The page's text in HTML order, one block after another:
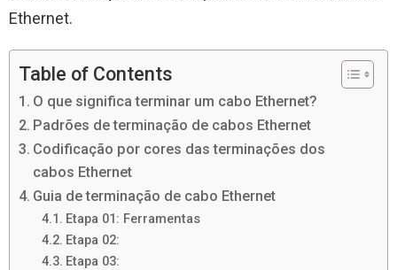
Ethernet.
Table of Contents
O que significa terminar um cabo Ethernet?
Padrões de terminação de cabos Ethernet
Codificação por cores das terminações dos
cabos Ethernet
Guia de terminação de cabo Ethernet
Etapa 01: Ferramentas
Etapa 02:
Etapa 03: